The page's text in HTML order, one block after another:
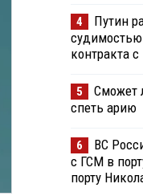
4
Путин
контракта
5
Сможет
спеть арию
6
ВС
с ГСМ в
порту